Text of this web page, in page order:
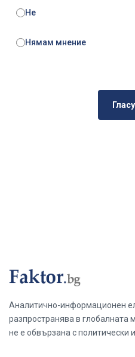
Не
Нямам мнение
Аналитично-информационен
разпространява в
не е обвързана с политически